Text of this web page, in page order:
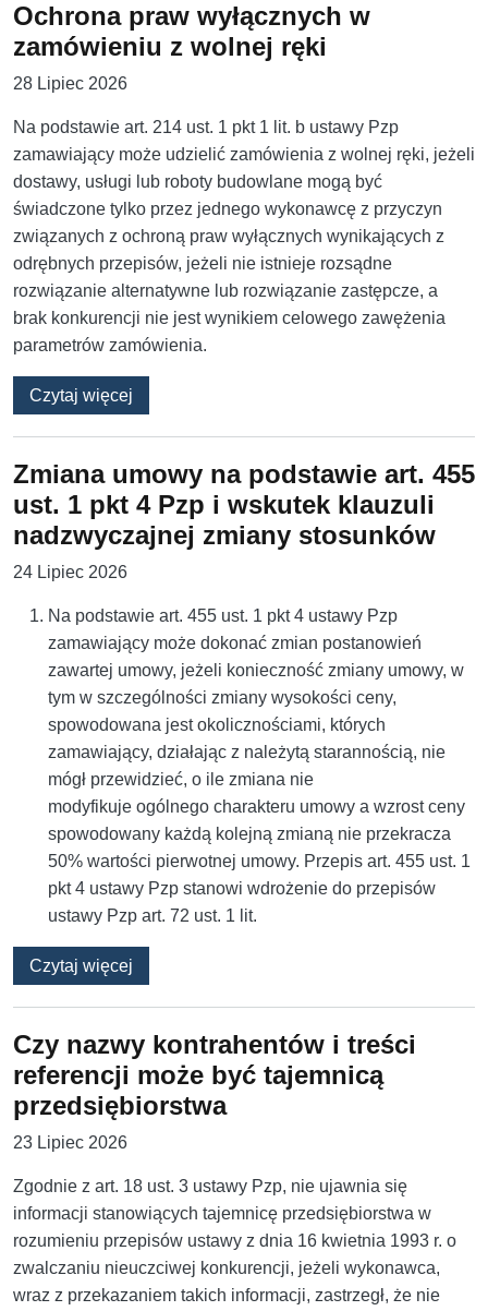
Ochrona praw wyłącznych w
zamówieniu z wolnej ręki
28 Lipiec 2026
Na podstawie art. 214 ust. 1 pkt 1 lit. b ustawy Pzp
zamawiający może udzielić zamówienia z wolnej ręki, jeżeli
dostawy, usługi lub roboty budowlane mogą być
świadczone tylko przez jednego wykonawcę z przyczyn
związanych z ochroną praw wyłącznych wynikających z
odrębnych przepisów, jeżeli nie istnieje rozsądne
rozwiązanie alternatywne lub rozwiązanie zastępcze, a
brak konkurencji nie jest wynikiem celowego zawężenia
parametrów zamówienia.
Czytaj więcej
Zmiana umowy na podstawie art. 455
ust. 1 pkt 4 Pzp i wskutek klauzuli
nadzwyczajnej zmiany stosunków
24 Lipiec 2026
Na podstawie art. 455 ust. 1 pkt 4 ustawy Pzp
zamawiający może dokonać zmian postanowień
zawartej umowy, jeżeli konieczność zmiany umowy, w
tym w szczególności zmiany wysokości ceny,
spowodowana jest okolicznościami, których
zamawiający, działając z należytą starannością, nie
mógł przewidzieć, o ile zmiana nie
modyfikuje ogólnego charakteru umowy a wzrost ceny
spowodowany każdą kolejną zmianą nie przekracza
50% wartości pierwotnej umowy. Przepis art. 455 ust. 1
pkt 4 ustawy Pzp stanowi wdrożenie do przepisów
ustawy Pzp art. 72 ust. 1 lit.
Czytaj więcej
Czy nazwy kontrahentów i treści
referencji może być tajemnicą
przedsiębiorstwa
23 Lipiec 2026
Zgodnie z art. 18 ust. 3 ustawy Pzp, nie ujawnia się
informacji stanowiących tajemnicę przedsiębiorstwa w
rozumieniu przepisów ustawy z dnia 16 kwietnia 1993 r. o
zwalczaniu nieuczciwej konkurencji, jeżeli wykonawca,
wraz z przekazaniem takich informacji, zastrzegł, że nie